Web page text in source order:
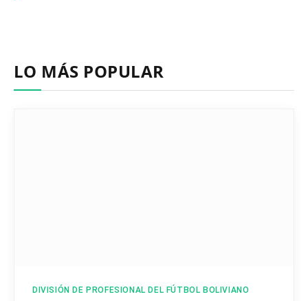
LO MÁS POPULAR
DIVISIÓN DE PROFESIONAL DEL FÚTBOL BOLIVIANO